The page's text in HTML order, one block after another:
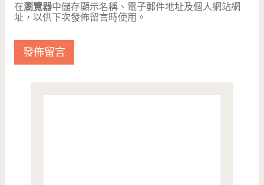
在瀏覽器中儲存顯示名稱、電子郵件地址及個人網站網
址，以供下次發佈留言時使用。